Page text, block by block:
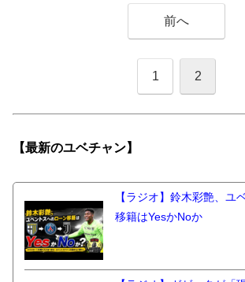
前へ
1 2
【最新のユベチャン】
【ラジオ】鈴木彩艶、ユ
移籍はYesかNoか